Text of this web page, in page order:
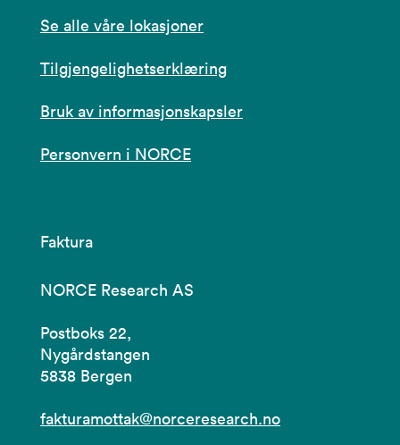
Se alle våre lokasjoner
Tilgjengelighetserklæring
Bruk av informasjonskapsler
Personvern i NORCE
Faktura
NORCE Research AS
Postboks 22,
Nygårdstangen
5838 Bergen
fakturamottak@norceresearch.no